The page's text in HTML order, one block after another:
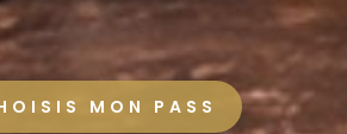
MON PASS